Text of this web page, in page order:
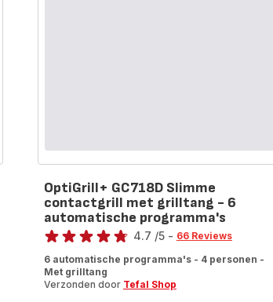
OptiGrill+ GC718D Slimme
contactgrill met grilltang - 6
automatische programma's
Score
4.7 /5 - 66 Reviews
6 automatische programma's - 4 personen -
Met grilltang
Verzonden door Tefal Shop